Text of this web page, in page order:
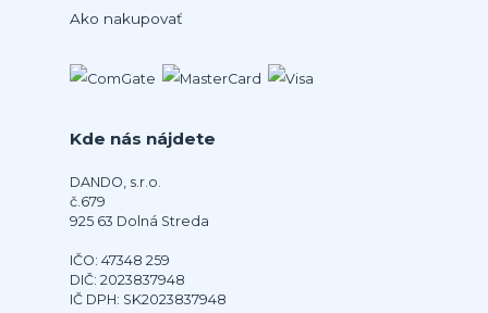
Ako nakupovať
Kde nás nájdete
DANDO, s.r.o.
č.679
925 63 Dolná Streda
IČO: 47348 259
DIČ: 2023837948
IČ DPH: SK2023837948